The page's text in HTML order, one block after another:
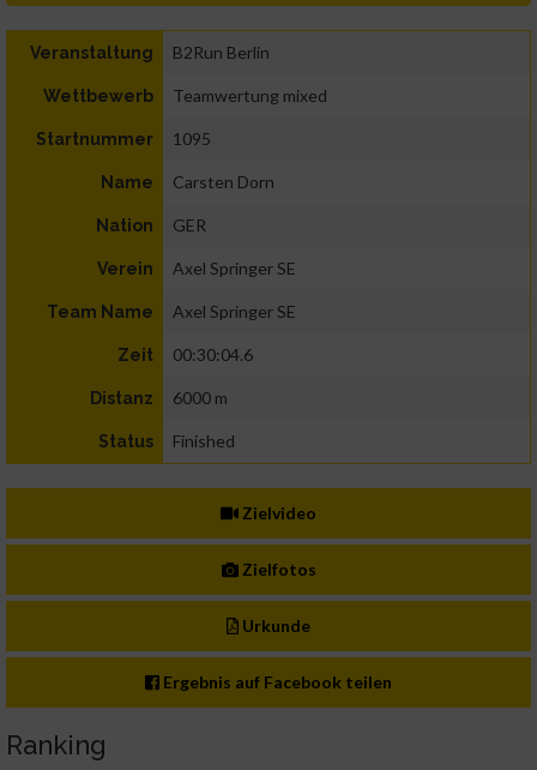
Veranstaltung B2Run Berlin
Wettbewerb Teamwertung mixed
Startnummer 1095
Name Carsten Dorn
Nation GER
Verein Axel Springer SE
Team Name Axel Springer SE
Zeit 00:30:04.6
Distanz 6000 m
Status Finished
Zielvideo
Zielfotos
Urkunde
Ergebnis auf Facebook teilen
Ranking